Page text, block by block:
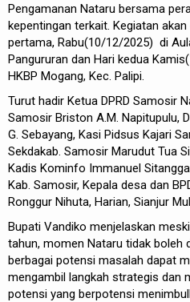
Pengamanan Nataru bersama
kepentingan terkait. Kegiatan
pertama, Rabu(10/12/2025) di
Pangururan dan Hari kedua
HKBP Mogang, Kec. Palipi.
Turut hadir Ketua DPRD Samosir
Samosir Briston A.M. Napitupulu,
G. Sebayang, Kasi Pidsus Kajari
Sekdakab. Samosir Marudut Tua
Kadis Kominfo Immanuel
Kab. Samosir, Kepala desa dan
Ronggur Nihuta, Harian, Sianjur
Bupati Vandiko menjelaskan
tahun, momen Nataru tidak boleh
berbagai potensi masalah dapat
mengambil langkah strategis dan
potensi yang berpotensi